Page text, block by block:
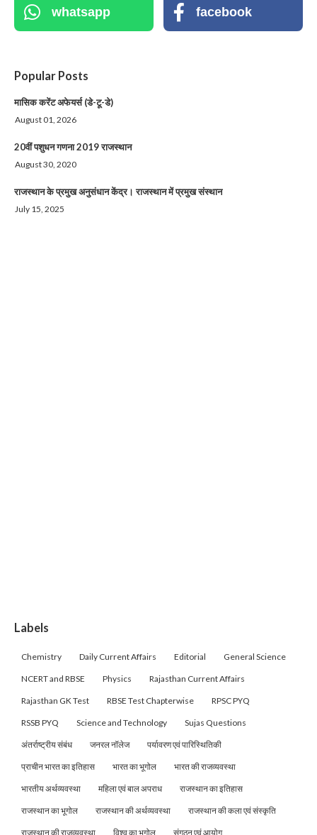
whatsapp facebook
Popular Posts
मासिक करेंट अफेयर्स (डे-टू-डे)
August 01, 2026
20वीं पशुधन गणना 2019 राजस्थान
August 30, 2020
राजस्थान के प्रमुख अनुसंधान केंद्र। राजस्थान में प्रमुख संस्थान
July 15, 2025
Labels
Chemistry Daily Current Affairs Editorial General Science
NCERT and RBSE Physics Rajasthan Current Affairs
Rajasthan GK Test RBSE Test Chapterwise RPSC PYQ
RSSB PYQ Science and Technology Sujas Questions
अंतर्राष्ट्रीय संबंध जनरल नॉलेज पर्यावरण एवं पारिस्थितिकी
प्राचीन भारत का इतिहास भारत का भूगोल भारत की राजव्यवस्था
भारतीय अर्थव्यवस्था महिला एवं बाल अपराध राजस्थान का इतिहास
राजस्थान का भूगोल राजस्थान की अर्थव्यवस्था राजस्थान की कला एवं संस्कृति
राजस्थान की राजव्यवस्था विश्व का भूगोल संगठन एवं आयोग